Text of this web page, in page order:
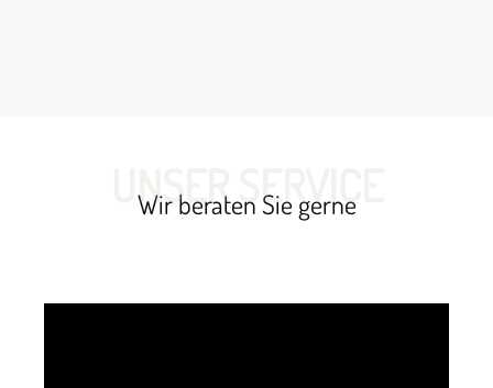
UNSER SERVICE
Wir beraten Sie gerne